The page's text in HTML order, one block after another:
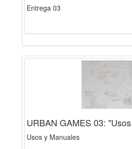
Entrega 03
URBAN GAMES 03:
Usos y Manuales